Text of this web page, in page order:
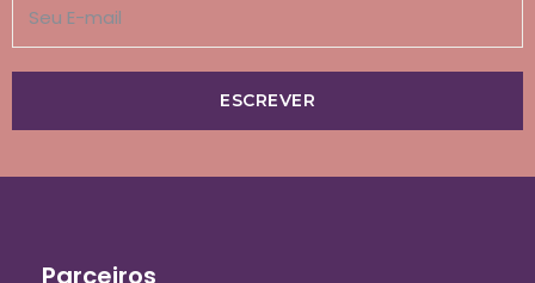
ESCREVER
Parceiros